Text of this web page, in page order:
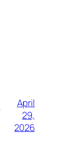
April
29,
2026